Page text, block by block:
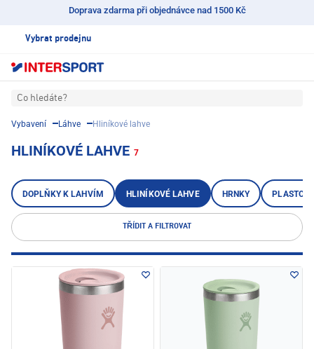
Doprava zdarma při objednávce nad 1500 Kč
Vybrat prodejnu
Co hledáte?
Vybavení Láhve Hliníkové lahve
HLINÍKOVÉ LAHVE 7
DOPLŇKY K LAHVÍM HLINÍKOVÉ LAHVE HRNKY
TŘÍDIT A FILTROVAT